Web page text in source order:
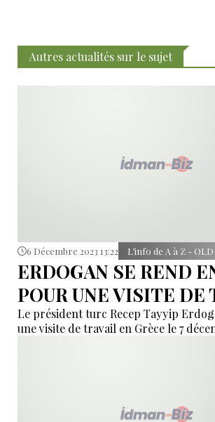
Autres actualités sur le sujet
6 Décembre 2023 13:22 L’info de A à Z - OLD
ERDOGAN SE REND
POUR UNE VISITE DE
Le président turc Recep Tayyip
une visite de travail en Grèce le 7